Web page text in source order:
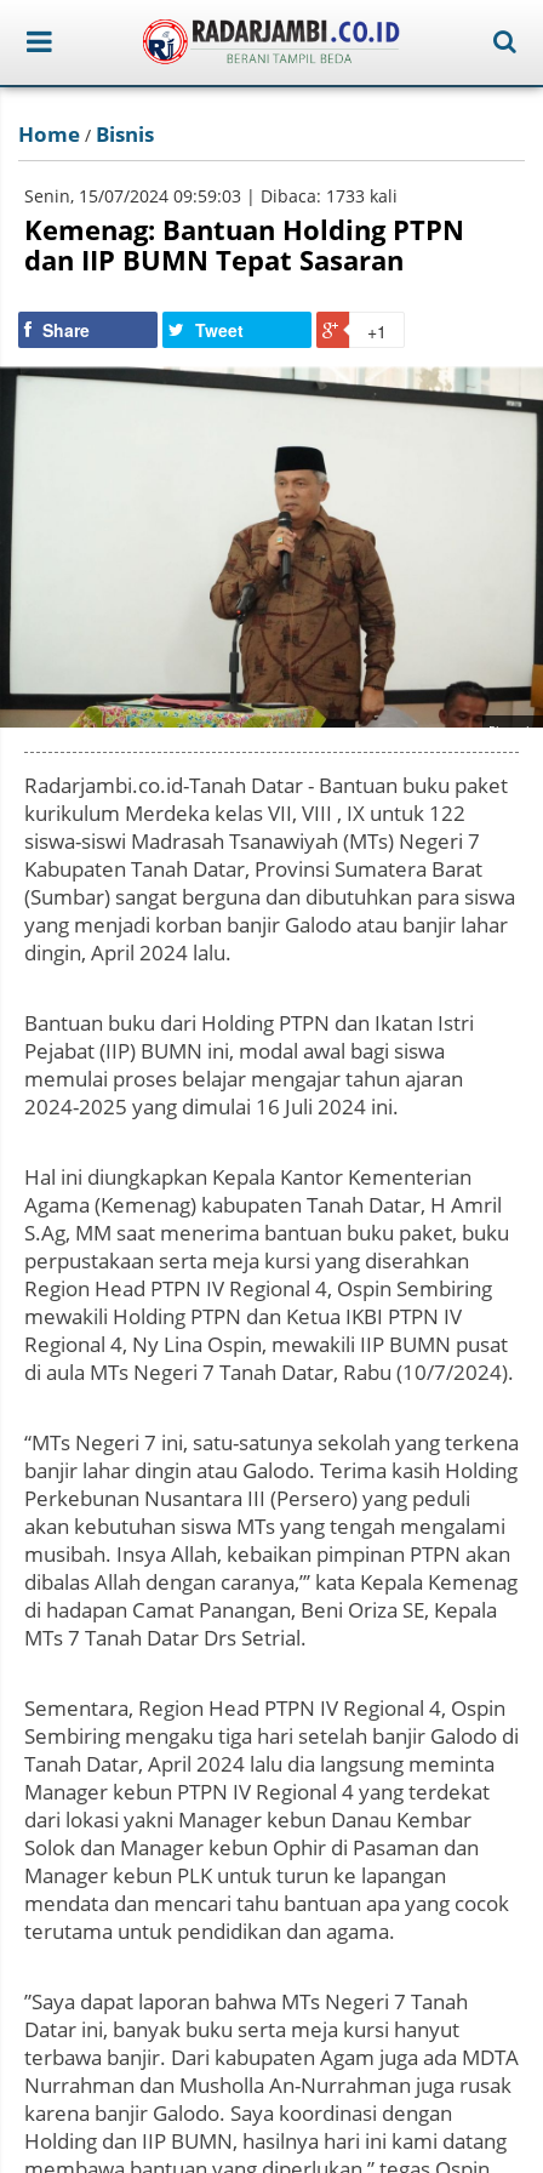
Home / Bisnis
Senin, 15/07/2024 09:59:03 | Dibaca: 1733 kali
Kemenag: Bantuan Holding PTPN
dan IIP BUMN Tepat Sasaran
Share Tweet +1
Photo by
Radarjambi.co.id-Tanah Datar - Bantuan buku paket
kurikulum Merdeka kelas VII, VIII , IX untuk 122
siswa-siswi Madrasah Tsanawiyah (MTs) Negeri 7
Kabupaten Tanah Datar, Provinsi Sumatera Barat
(Sumbar) sangat berguna dan dibutuhkan para siswa
yang menjadi korban banjir Galodo atau banjir lahar
dingin, April 2024 lalu.
Bantuan buku dari Holding PTPN dan Ikatan Istri
Pejabat (IIP) BUMN ini, modal awal bagi siswa
memulai proses belajar mengajar tahun ajaran
2024-2025 yang dimulai 16 Juli 2024 ini.
Hal ini diungkapkan Kepala Kantor Kementerian
Agama (Kemenag) kabupaten Tanah Datar, H Amril
S.Ag, MM saat menerima bantuan buku paket, buku
perpustakaan serta meja kursi yang diserahkan
Region Head PTPN IV Regional 4, Ospin Sembiring
mewakili Holding PTPN dan Ketua IKBI PTPN IV
Regional 4, Ny Lina Ospin, mewakili IIP BUMN pusat
di aula MTs Negeri 7 Tanah Datar, Rabu (10/7/2024).
“MTs Negeri 7 ini, satu-satunya sekolah yang terkena
banjir lahar dingin atau Galodo. Terima kasih Holding
Perkebunan Nusantara III (Persero) yang peduli
akan kebutuhan siswa MTs yang tengah mengalami
musibah. Insya Allah, kebaikan pimpinan PTPN akan
dibalas Allah dengan caranya,”’ kata Kepala Kemenag
di hadapan Camat Panangan, Beni Oriza SE, Kepala
MTs 7 Tanah Datar Drs Setrial.
Sementara, Region Head PTPN IV Regional 4, Ospin
Sembiring mengaku tiga hari setelah banjir Galodo di
Tanah Datar, April 2024 lalu dia langsung meminta
Manager kebun PTPN IV Regional 4 yang terdekat
dari lokasi yakni Manager kebun Danau Kembar
Solok dan Manager kebun Ophir di Pasaman dan
Manager kebun PLK untuk turun ke lapangan
mendata dan mencari tahu bantuan apa yang cocok
terutama untuk pendidikan dan agama.
”Saya dapat laporan bahwa MTs Negeri 7 Tanah
Datar ini, banyak buku serta meja kursi hanyut
terbawa banjir. Dari kabupaten Agam juga ada MDTA
Nurrahman dan Musholla An-Nurrahman juga rusak
karena banjir Galodo. Saya koordinasi dengan
Holding dan IIP BUMN, hasilnya hari ini kami datang